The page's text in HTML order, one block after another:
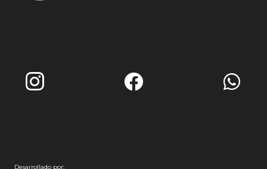
Desarrollado por: